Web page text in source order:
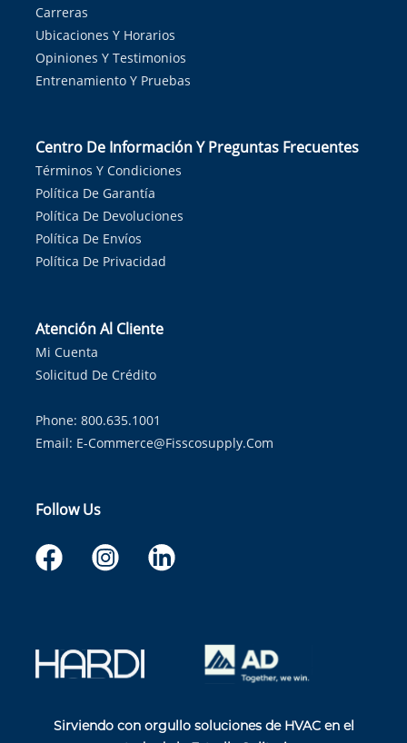
Carreras
Ubicaciones Y Horarios
Opiniones Y Testimonios
Entrenamiento Y Pruebas
Centro De Información Y Preguntas Frecuentes
Términos Y Condiciones
Política De Garantía
Política De Devoluciones
Política De Envíos
Política De Privacidad
Atención Al Cliente
Mi Cuenta
Solicitud De Crédito
Phone: 800.635.1001
Email: E-Commerce@fisscosupply.com
Follow Us
Sirviendo con orgullo soluciones de HVAC en el